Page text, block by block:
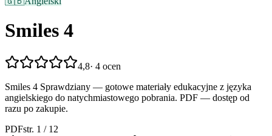
Smiles 4
4,8· 4 ocen
Smiles 4 Sprawdziany — gotowe materiały edukacyjne z języka
angielskiego do natychmiastowego pobrania. PDF — dostęp od
razu po zakupie.
PDFstr. 1 / 12